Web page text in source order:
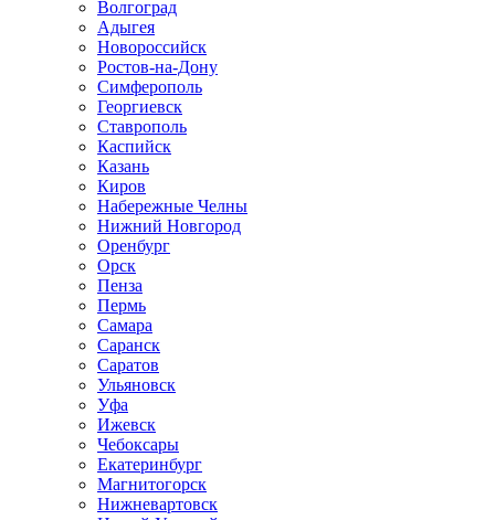
Волгоград
Адыгея
Новороссийск
Ростов-на-Дону
Симферополь
Георгиевск
Ставрополь
Каспийск
Казань
Киров
Набережные Челны
Нижний Новгород
Оренбург
Орск
Пенза
Пермь
Самара
Саранск
Саратов
Ульяновск
Уфа
Ижевск
Чебоксары
Екатеринбург
Магнитогорск
Нижневартовск